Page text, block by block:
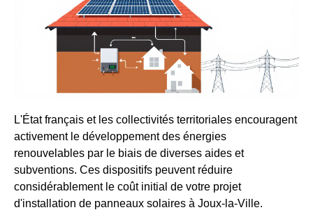
L'État français et les collectivités territoriales encouragent
activement le développement des énergies
renouvelables par le biais de diverses aides et
subventions. Ces dispositifs peuvent réduire
considérablement le coût initial de votre projet
d'installation de panneaux solaires à Joux-la-Ville.